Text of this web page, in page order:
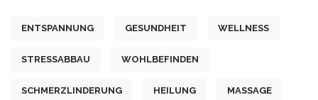
ENTSPANNUNG GESUNDHEIT WELLNESS
STRESSABBAU WOHLBEFINDEN
SCHMERZLINDERUNG HEILUNG MASSAGE